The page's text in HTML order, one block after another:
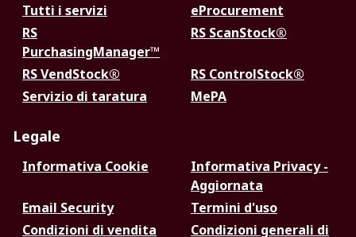
Tutti i servizi
eProcurement
RS
PurchasingManager™
RS ScanStock®
RS VendStock®
RS ControlStock®
Servizio di taratura
MePA
Legale
Informativa Cookie
Informativa Privacy -
Aggiornata
Email Security
Termini d'uso
Condizioni di vendita
Condizioni generali di